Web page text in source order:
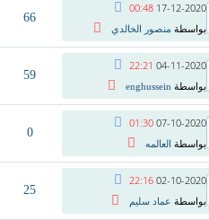
17-12-2020
00:48
بواسطة منصور الخالدي
66
04-11-2020
22:21
بواسطة enghussein
59
07-10-2020
01:30
بواسطة العالمه
0
02-10-2020
22:16
بواسطة عماد سليم
25